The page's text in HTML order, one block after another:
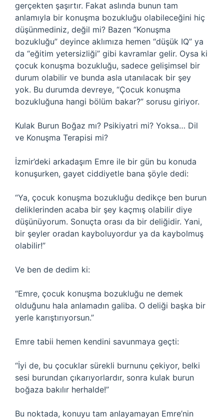
gerçekten şaşırtır. Fakat aslında bunun tam
anlamıyla bir konuşma bozukluğu olabileceğini hiç
düşünmediniz, değil mi? Bazen “Konuşma
bozukluğu” deyince aklımıza hemen “düşük IQ” ya
da “eğitim yetersizliği” gibi kavramlar gelir. Oysa ki
çocuk konuşma bozukluğu, sadece gelişimsel bir
durum olabilir ve bunda asla utanılacak bir şey
yok. Bu durumda devreye, “Çocuk konuşma
bozukluğuna hangi bölüm bakar?” sorusu giriyor.
Kulak Burun Boğaz mı? Psikiyatri mi? Yoksa… Dil
ve Konuşma Terapisi mi?
İzmir’deki arkadaşım Emre ile bir gün bu konuda
konuşurken, gayet ciddiyetle bana şöyle dedi:
“Ya, çocuk konuşma bozukluğu dedikçe ben burun
deliklerinden acaba bir şey kaçmış olabilir diye
düşünüyorum. Sonuçta orası da bir deliğidir. Yani,
bir şeyler oradan kayboluyordur ya da kaybolmuş
olabilir!”
Ve ben de dedim ki:
“Emre, çocuk konuşma bozukluğu ne demek
olduğunu hala anlamadın galiba. O deliği başka bir
yerle karıştırıyorsun.”
Emre tabii hemen kendini savunmaya geçti:
“İyi de, bu çocuklar sürekli burnunu çekiyor, belki
sesi burundan çıkarıyorlardır, sonra kulak burun
boğaza bakılır herhalde!”
Bu noktada, konuyu tam anlayamayan Emre’nin